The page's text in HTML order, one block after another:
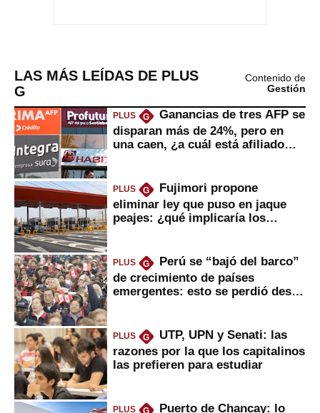
LAS MÁS LEÍDAS DE PLUS
G
Contenido de
Gestión
PLUS G
Ganancias de tres AFP se
disparan más de 24%, pero en
una caen, ¿a cuál está afiliado
PLUS G
Fujimori propone
eliminar ley que puso en jaque
peajes: ¿qué implicaría los
PLUS G
Perú se “bajó del barco”
de crecimiento de países
emergentes: esto se perdió desde
PLUS G
UTP, UPN y Senati: las
razones por la que los capitalinos
las prefieren para estudiar
PLUS G
Puerto de Chancay: lo